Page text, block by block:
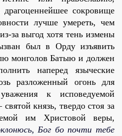
сокровище
лучше умереть, чем
за выгод хотя тень измены
был в Орду изъявить
монголов Батыю и должен
наперед языческие
разложенный огонь для
уважения к исповедуемой
князь, твердо стоя за
им Христовой веры,
Бог бо почти тебе